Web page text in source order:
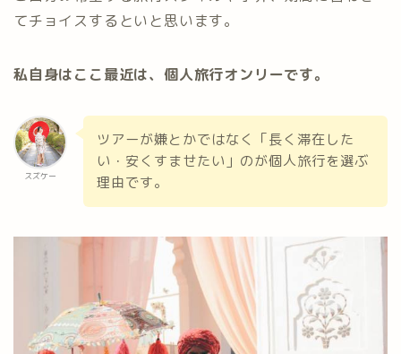
てチョイスするといと思います。
私自身はここ最近は、個人旅行オンリーです。
スズケー
ツアーが嫌とかではなく「長く滞在した
い・安くすませたい」のが個人旅行を選ぶ
理由です。